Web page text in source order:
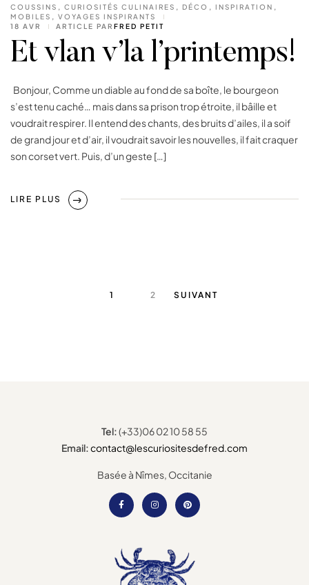
COUSSINS , CURIOSITÉS CULINAIRES , DÉCO , INSPIRATION ,
MOBILES , VOYAGES INSPIRANTS
18 AVR
ARTICLE PAR FRED PETIT
Et vlan v’la l’printemps!
Bonjour, Comme un diable au fond de sa boîte, le bourgeon
s’est tenu caché… mais dans sa prison trop étroite, il bâille et
voudrait respirer. Il entend des chants, des bruits d’ailes, il a soif
de grand jour et d’air, il voudrait savoir les nouvelles, il fait craquer
son corset vert. Puis, d’un geste […]
LIRE PLUS
1 2 SUIVANT
Tel:(+33)06 02 10 58 55
Email:contact@lescuriositesdefred.com
Basée à Nîmes, Occitanie